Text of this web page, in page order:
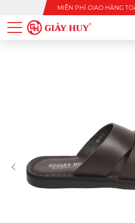
MIỄN PHÍ GIAO HÀNG